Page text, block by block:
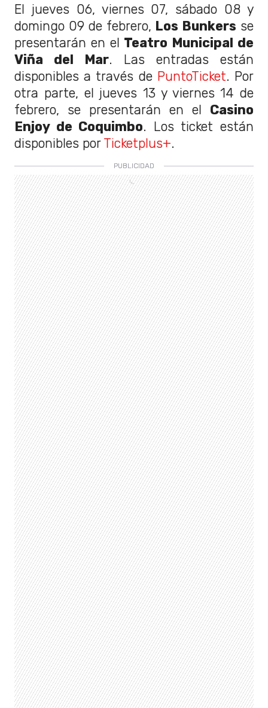
El jueves 06, viernes 07, sábado 08 y
domingo 09 de febrero, Los Bunkers se
presentarán en el Teatro Municipal de
Viña del Mar. Las entradas están
disponibles a través de PuntoTicket. Por
otra parte, el jueves 13 y viernes 14 de
febrero, se presentarán en el Casino
Enjoy de Coquimbo. Los ticket están
disponibles por Ticketplus+.